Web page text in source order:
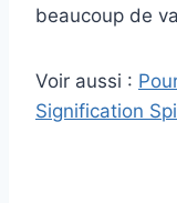
beaucoup de
Voir aussi :
Signification